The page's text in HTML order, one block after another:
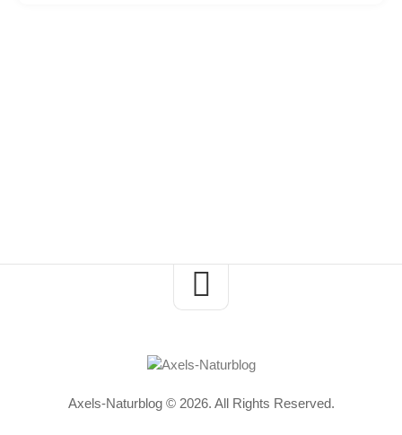
Axels-Naturblog © 2026. All Rights Reserved.